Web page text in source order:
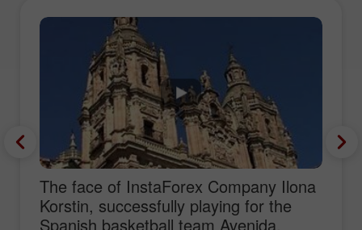
The face of InstaForex Company Ilona
Korstin, successfully playing for the
Spanish basketball team Avenida,